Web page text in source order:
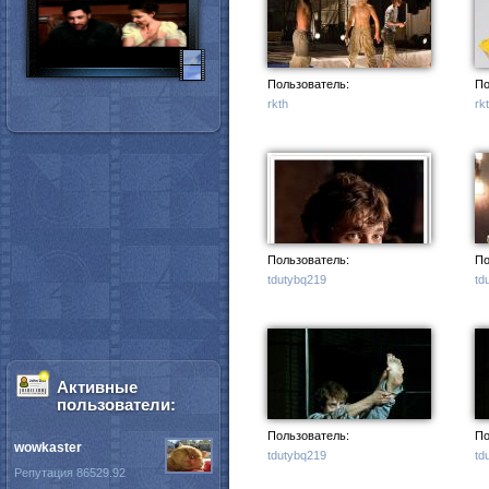
Пользователь:
rkth
Пользователь:
tdutybq219
Пользователь:
tdutybq219
Активные
пользователи:
wowkaster
Репутация 86529.92